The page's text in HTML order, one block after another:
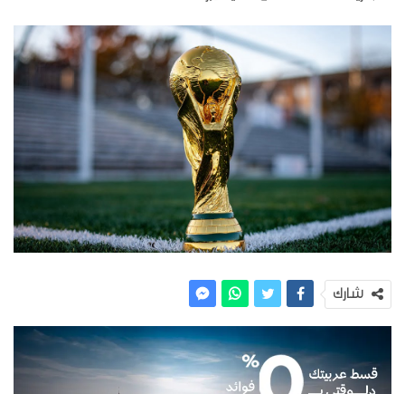
شارك